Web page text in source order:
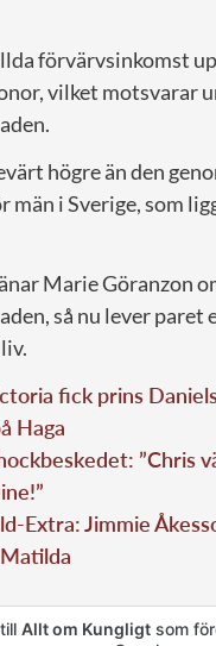
förvärvsinkomst
vilket motsvarar
högre än den
män i Sverige, som
Marie Göranzon
så nu lever paret
fick prins
Haga
”Chris
Extra: Jimmie
Allt om Kungligtsom